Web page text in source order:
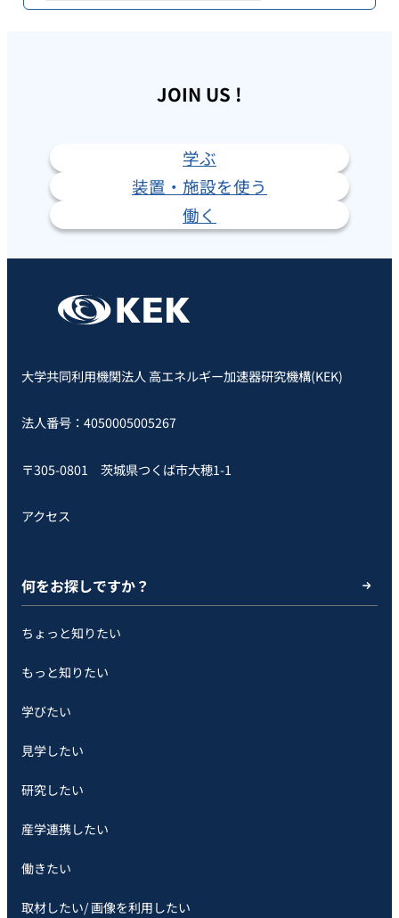
JOIN US !
学ぶ
装置・施設を使う
働く
大学共同利用機関法人 高エネルギー加速器研究機構(KEK)
法人番号：4050005005267
〒305-0801 茨城県つくば市大穂1-1
アクセス
何をお探しですか？
ちょっと知りたい
もっと知りたい
学びたい
見学したい
研究したい
産学連携したい
働きたい
取材したい/ 画像を利用したい